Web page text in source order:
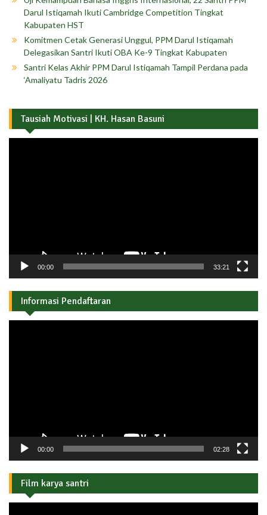
Darul Istiqamah Ikuti Cambridge Competition Tingkat
Kabupaten HST
Komitmen Cetak Generasi Unggul, PPM Darul Istiqamah
Delegasikan Santri Ikuti OBA Ke-9 Tingkat Kabupaten
Santri Kelas Akhir PPM Darul Istiqamah Tampil Perdana pada
‘Amaliyatu Tadris 2026
Tausiah Motivasi | KH. Hasan Basuni
00:00 33:21
Informasi Pendaftaran
00:00 02:28
Film karya santri